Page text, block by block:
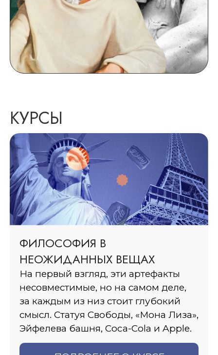
КУРСЫ
ФИЛОСОФИЯ В
НЕОЖИДАННЫХ ВЕЩАХ
На первый взгляд, эти артефакты
несовместимые, но на самом деле,
за каждым из низ стоит глубокий
смысл. Статуя Свободы, «Мона Лиза»,
Эйфелева башня, Coca-Cola и Apple.